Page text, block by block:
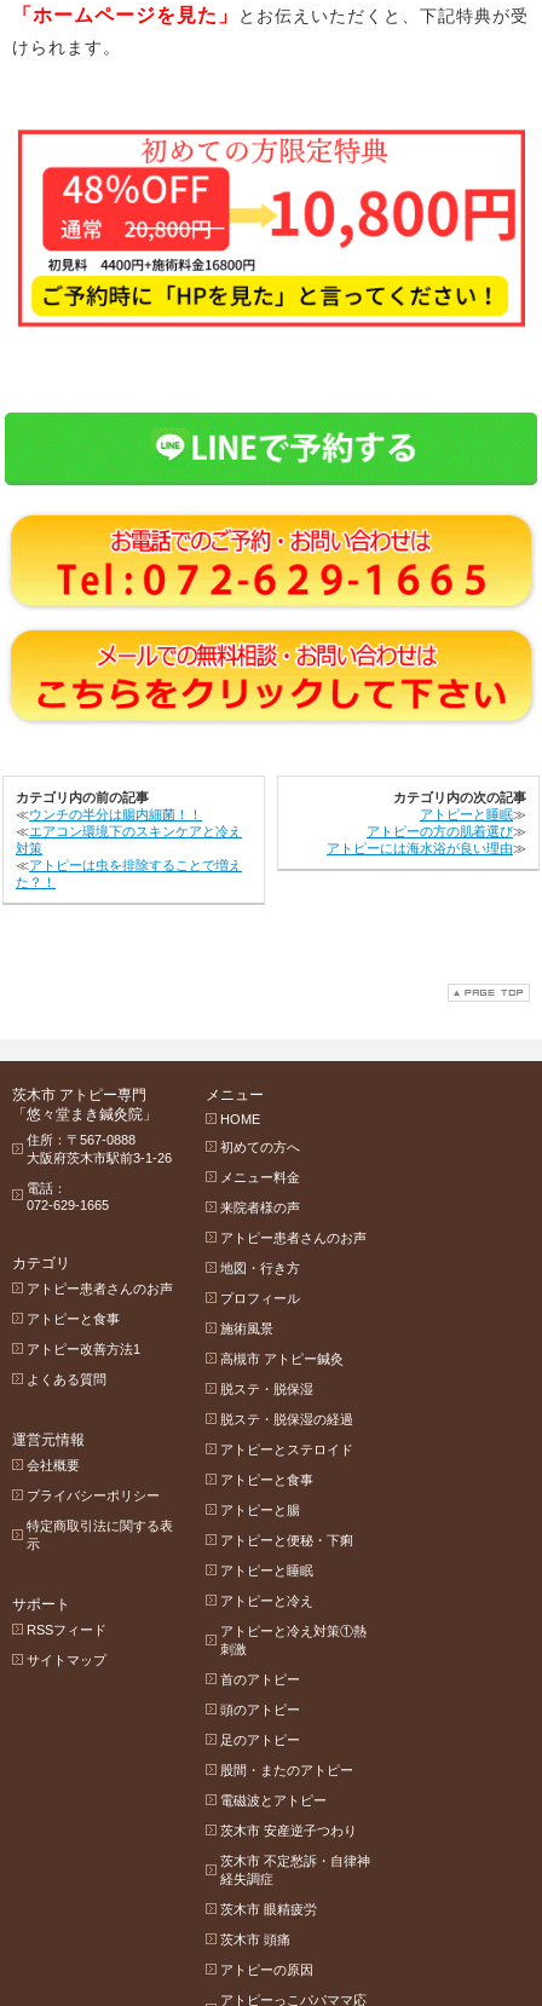
「ホームページを見た」
とお伝えいただくと、下記特典が受
けられます。
カテゴリ内の前の記事
≪ウンチの半分は腸内細菌！！
≪エアコン環境下のスキンケアと冷え
対策
≪アトピーは虫を排除することで増え
た？！
カテゴリ内の次の記事
アトピーと睡眠≫
アトピーの方の肌着選び≫
アトピーには海水浴が良い理由≫
茨木市 アトピー専門
「悠々堂まき鍼灸院」
住所：〒567-0888
大阪府茨木市駅前3-1-26
電話：
072-629-1665
メニュー
HOME
初めての方へ
メニュー料金
来院者様の声
アトピー患者さんのお声
地図・行き方
プロフィール
施術風景
高槻市 アトピー鍼灸
脱ステ・脱保湿
脱ステ・脱保湿の経過
アトピーとステロイド
アトピーと食事
アトピーと腸
アトピーと便秘・下痢
アトピーと睡眠
アトピーと冷え
アトピーと冷え対策①熱
刺激
首のアトピー
頭のアトピー
足のアトピー
股間・またのアトピー
電磁波とアトピー
茨木市 安産逆子つわり
茨木市 不定愁訴・自律神
経失調症
茨木市 眼精疲労
茨木市 頭痛
アトピーの原因
アトピーっこパパママ応
カテゴリ
アトピー患者さんのお声
アトピーと食事
アトピー改善方法1
よくある質問
運営元情報
会社概要
プライバシーポリシー
特定商取引法に関する表
示
サポート
RSSフィード
サイトマップ